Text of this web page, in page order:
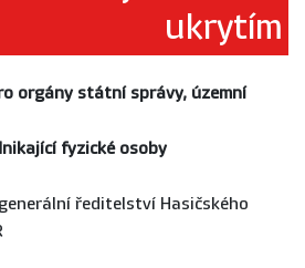
ukrytím
orgány státní správy, územní
fyzické osoby
ředitelství Hasičského